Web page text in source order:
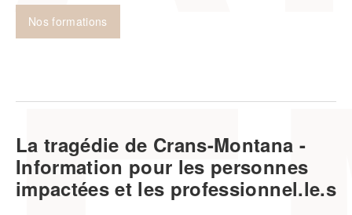
Nos formations
La tragédie de Crans-Montana -
Information pour les personnes
impactées et les professionnel.le.s